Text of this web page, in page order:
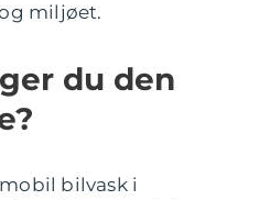
miljøet.
du den
bilvask i